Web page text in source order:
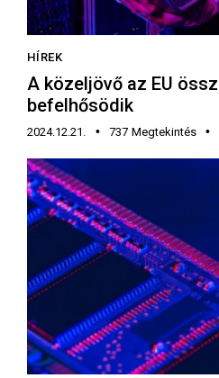
HÍREK
A közeljövő az EU
befelhősödik
2024.12.21. 737 Megtekintés